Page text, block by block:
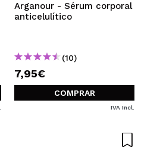
Arganour - Sérum corporal
anticelulítico
(10)
7,95€
COMPRAR
IVA Incl.